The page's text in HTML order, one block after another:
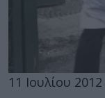
11 Ιουλίου 2012